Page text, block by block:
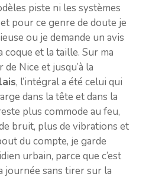
piste ni les systèmes
pour ce genre de doute je
ou je demande un avis
et la taille. Sur ma
Nice et jusqu’à la
, l’intégral a été celui qui
dans la tête et dans la
plus commode au feu,
bruit, plus de vibrations et
du compte, je garde
urbain, parce que c’est
journée sans tirer sur la